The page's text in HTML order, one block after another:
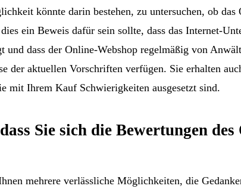
könnte darin bestehen, zu untersuchen, ob
ein Beweis dafür sein sollte, dass das Internet-
und dass der Online-Webshop regelmäßig von
der aktuellen Vorschriften verfügen. Sie erhalten
mit Ihrem Kauf Schwierigkeiten ausgesetzt sind.
Sie sich die Bewertungen des
mehrere verlässliche Möglichkeiten, die